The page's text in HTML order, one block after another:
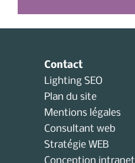
Contact
Lighting SEO
Plan du site
Mentions légales
Consultant web
Stratégie WEB